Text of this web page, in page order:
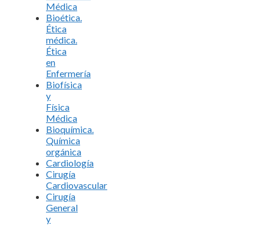
Médica
Bioética.
Ética
médica.
Ética
en
Enfermería
Biofísica
y
Física
Médica
Bioquímica.
Química
orgánica
Cardiología
Cirugía
Cardiovascular
Cirugía
General
y